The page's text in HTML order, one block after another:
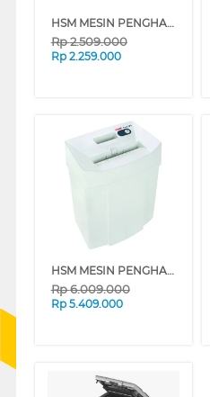
HSM MESIN PENGHANCUR KERTAS PAPER SHREDDER SHREDSTAR S10
Rp2.509.000
Rp 2.259.000
HSM MESIN PENGHANCUR KERTAS PAPER SHREDDER HSMPURE120CC
Rp6.009.000
Rp 5.409.000